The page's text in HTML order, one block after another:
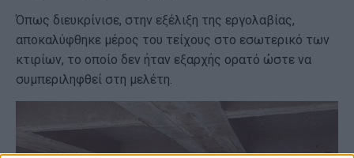
Όπως διευκρίνισε, στην εξέλιξη της εργολαβίας,
αποκαλύφθηκε μέρος του τείχους στο εσωτερικό των
κτιρίων, το οποίο δεν ήταν εξαρχής ορατό ώστε να
συμπεριληφθεί στη μελέτη.